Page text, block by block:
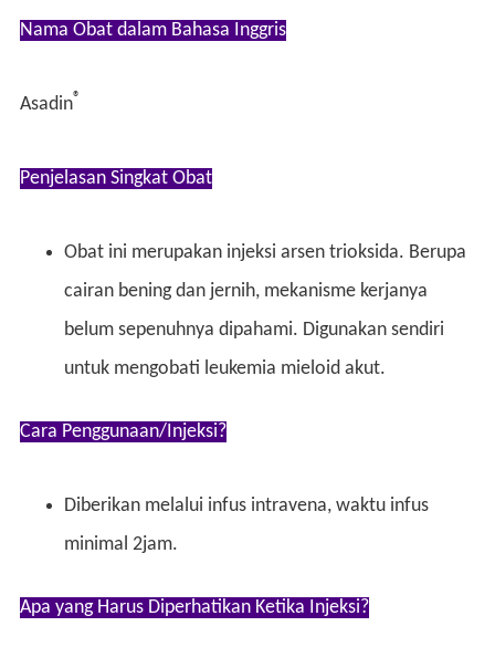
Nama Obat dalam Bahasa Inggris
Asadin®
Penjelasan Singkat Obat
Obat ini merupakan injeksi arsen trioksida. Berupa
cairan bening dan jernih, mekanisme kerjanya
belum sepenuhnya dipahami. Digunakan sendiri
untuk mengobati leukemia mieloid akut.
Cara Penggunaan/Injeksi?
Diberikan melalui infus intravena, waktu infus
minimal 2jam.
Apa yang Harus Diperhatikan Ketika Injeksi?